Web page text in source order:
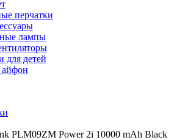
перчатки
лампы
для детей
PLM09ZM Power 2i 10000 mAh Black